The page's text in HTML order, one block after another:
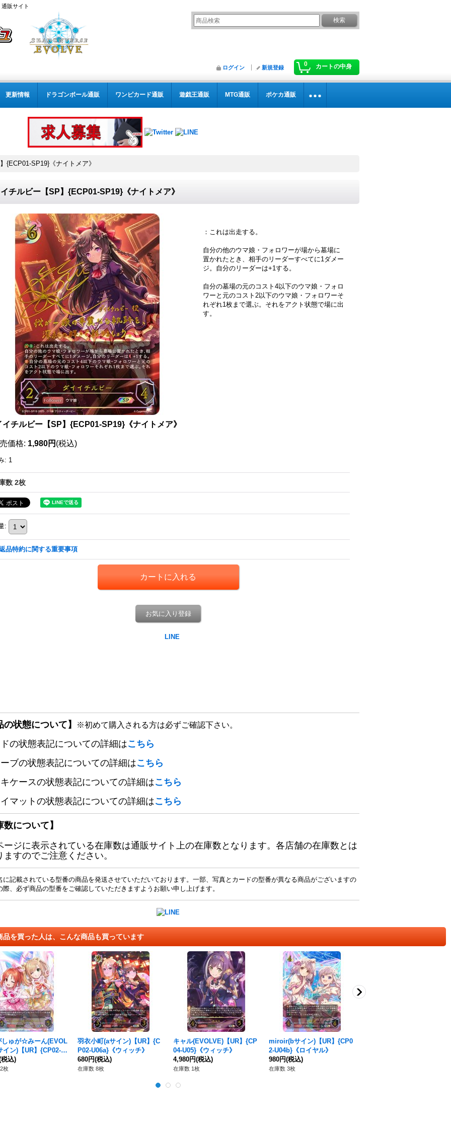
販サイト
0 カートの中身
ログイン 新規登録
更新情報 ドラゴンボール通販 ワンピカード通販 遊戯王通販 MTG通販 ポケカ通販
{ECP01-SP19}《ナイトメア》
チルビー【SP】{ECP01-SP19}《ナイトメア》
：これは出走する。
自分の他のウマ娘・フォロワーが場から墓場に
置かれたとき、相手のリーダーすべてに1ダメー
ジ。自分のリーダーは+1する。
自分の墓場の元のコスト4以下のウマ娘・フォロ
ワーと元のコスト2以下のウマ娘・フォロワーそ
れぞれ1枚まで選ぶ。それをアクト状態で場に出
す。
イチルビー【SP】{ECP01-SP19}《ナイトメア》
価格: 1,980円 (税込)
: 1
数 2枚
:
品特約に関する重要事項
お気に入り登録
の状態について】 ※初めて購入される方は必ずご確認下さい。
の状態表記についての詳細はこちら
ブの状態表記についての詳細はこちら
ケースの状態表記についての詳細はこちら
マットの状態表記についての詳細はこちら
数について】
ージに表示されている在庫数は通販サイト上の在庫数となります。各店舗の在庫数とは
ますのでご注意ください。
記載されている型番の商品を発送させていただいております。一部、写真とカードの型番が異なる商品がございますの
際、必ず商品の型番をご確認していただきますようお願い申し上げます。
品を買った人は、こんな商品も買っています
しゅが☆みーん(EVOL
イン)【UR】{CP02-U
ショップ》
税込)
枚
羽衣小町(aサイン)【UR】{C
P02-U06a}《ウィッチ》
680円(税込)
在庫数 8枚
キャル(EVOLVE)【UR】{CP
04-U05}《ウィッチ》
4,980円(税込)
在庫数 1枚
miroir(bサイン)【UR】{CP0
2-U04b}《ロイヤル》
980円(税込)
在庫数 3枚